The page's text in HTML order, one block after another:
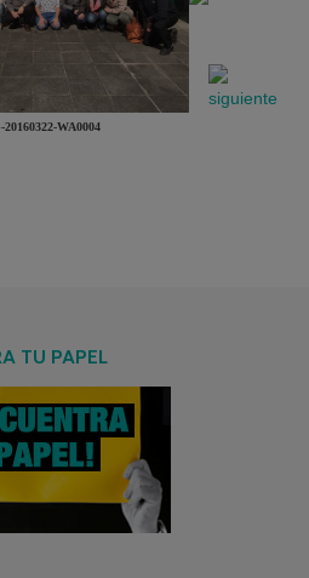
WA0004
TU PAPEL